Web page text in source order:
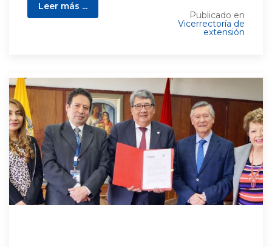
Leer más ...
Publicado en
Vicerrectoría de
extensión